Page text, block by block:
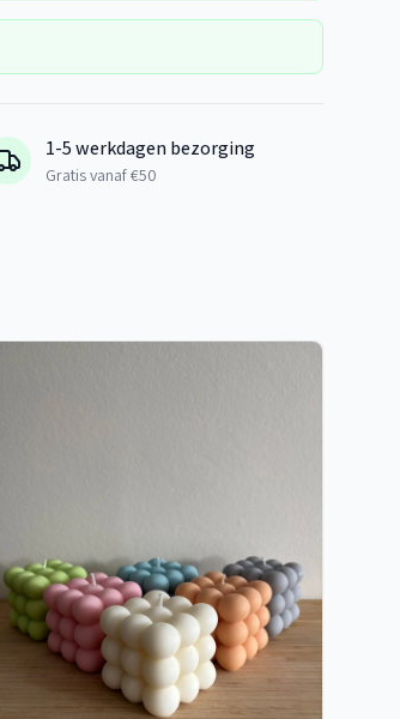
1-5 werkdagen bezorging
Gratis vanaf €50